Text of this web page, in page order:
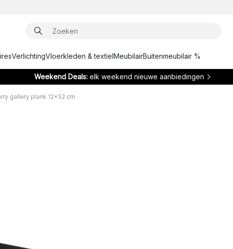
VerlichtingVloerkleden & textielMeubilairBuitenmeubilair %
Weekend Deals: elk weekend nieuwe aanbiedingen
gallery plank 12x52 cm